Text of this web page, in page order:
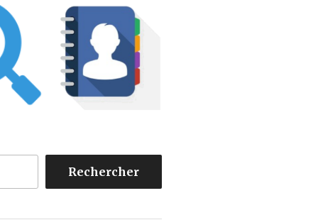
Rechercher